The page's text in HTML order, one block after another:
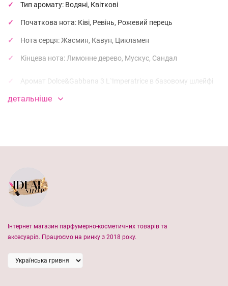
Тип аромату: Водяні, Квіткові
Початкова нота: Ківі, Ревінь, Рожевий перець
Нота серця: Жасмин, Кавун, Цикламен
Кінцева нота: Лимонне дерево, Мускус, Сандал
Аромат Dolce&Gabbana 3 L`Imperatrice в базовому шлейфі
виражений елегантною стриманістю квітучих рожевих
чарівна. Чарівне поєднання натуральних і природних
компонентів робить кожну леді справжньою
прекрасним дівчатам, чия краса точно починає
В нашому магазині різноманітний вибір парфумів якісних
детальніше
Інтернет магазин парфумерно-косметичних товарів та
аксесуарів. Працюємо на ринку з 2018 року.